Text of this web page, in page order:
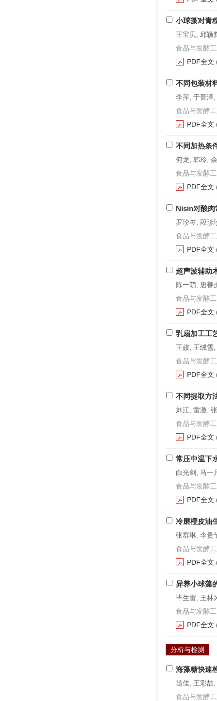
小球藻对青
王宝贝, 邱颖
食品与发酵
PDF全文
不同包装材
李萍, 于晋泽
食品与发酵
PDF全文
不同加热条
何龙, 韩玲,
食品与发酵
PDF全文
Nisin对酸肉
罗珍岑, 段珍
食品与发酵
PDF全文
超声波辅助
陈一萌, 唐善
食品与发酵
PDF全文
乳扇加工工
王姣, 王绒雪
食品与发酵
PDF全文
不同提取方
刘江, 雷激,
食品与发酵
PDF全文
常压中温下
白光剑, 马一
食品与发酵
PDF全文
冷磨橙皮油
张群琳, 李贵
食品与发酵
PDF全文
异养小球藻
毕生雷, 王林
食品与发酵
PDF全文
分析与检测
海藻糖快速
苗佳, 王彩喆
食品与发酵